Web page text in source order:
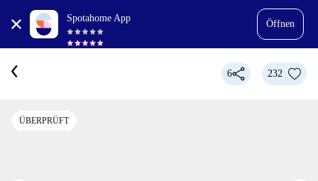
Spotahome App
Öffnen
6 232
ÜBERPRÜFT